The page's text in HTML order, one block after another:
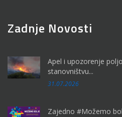
Zadnje Novosti
Apel i upozorenje
stanovništvu...
31.07.2026
Zajedno #Možemo